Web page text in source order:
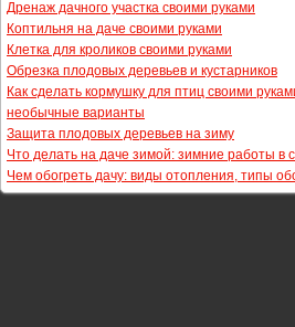
Дренаж дачного участка своими руками
Коптильня на даче своими руками
Клетка для кроликов своими руками
Обрезка плодовых деревьев и кустарников
Как сделать кормушку для птиц своими
необычные варианты
Защита плодовых деревьев на зиму
Что делать на даче зимой: зимние работы в
Чем обогреть дачу: виды отопления, типы